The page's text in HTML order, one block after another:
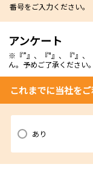
番号をご入力ください。
アンケート
※『”』、『"』、『'』、
ん。予めご了承ください。
これまでに当社を
あり